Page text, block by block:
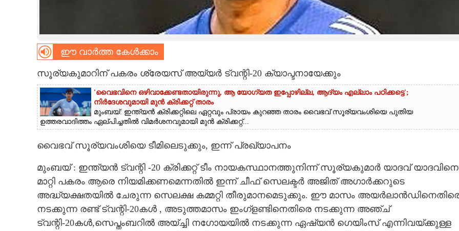
CARTOONS
LITERATURE
ഈ വാർത്ത കേൾക്കാം
സൂര്യകുമാറിന് പകരം ശ്രേയസ് അയ്യർ ട്വന്റി-20 ക്യാപ്ടനായേക്കും
'വൈഭവിനെ ഒഴിവാക്കേണ്ടതായിരുന്നു,​ ആ യോഗ്യത ഇപ്പോഴില്ല, ആദ്യം എല്ലാം പഠിക്കട്ടെ';
നിർദേശവുമായി മുൻ ക്രിക്കറ്റ് താരം
മുംബയ്: ഇന്ത്യൻ ക്രിക്കറ്റിലെ ഏറ്റവും പ്രായം കുറഞ്ഞ താരം വൈഭവ് സൂര്യവംശിയെ പുതിയ
ഉത്തരവാദിത്തം ഏല്പിച്ചതിൽ വിമർശനവുമായി മുൻ ക്രിക്കറ്റ്...
വൈഭവ് സൂര്യവംശിയെ ടീമിലെടുക്കും, ഇന്ന് പ്രഖ്യാപനം
മുംബയ് : ഇന്ത്യൻ ട്വന്റി -20 ക്രിക്കറ്റ് ടീം നായകസ്ഥാനത്തുനിന്ന് സൂര്യകുമാർ യാദവ് യാദവിനെ
മാറ്റി പകരം ആരെ നിയമിക്കണമെന്നതിൽ ഇന്ന് ചീഫ് സെലക്ടർ അജിത് അഗാർക്കറുടെ
അദ്ധ്യക്ഷതയിൽ ചേരുന്ന സെലക്ഷ കമ്മറ്റി തീരുമാനമെടുക്കും. ഈ മാസം
നടക്കുന്ന രണ്ട് ട്വന്റി-20കൾ , അടുത്തമാസം ഇംഗ്ളണ്ടിനെതിരെ നടക്കുന്ന അഞ്ച്
ട്വന്റി-20കൾ,സെപ്തംബറിൽ അയ്ച്ചി നഗോയയിൽ നടക്കുന്ന ഏഷ്യൻ ഗെയിംസ് എന്നിവയ്ക്കുള്ള